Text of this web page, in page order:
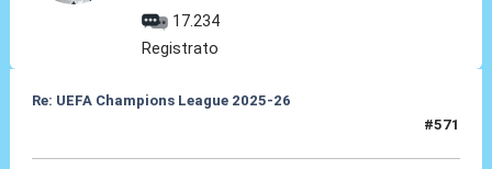
17.234
Registrato
Re: UEFA Champions League 2025-26
#571